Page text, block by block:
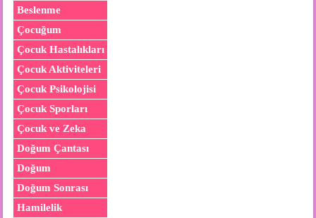
Beslenme
Çocuğum
Çocuk Hastalıkları
Çocuk Aktiviteleri
Çocuk Psikolojisi
Çocuk Sporları
Çocuk ve Zeka
Doğum Çantası
Doğum
Doğum Sonrası
Hamilelik